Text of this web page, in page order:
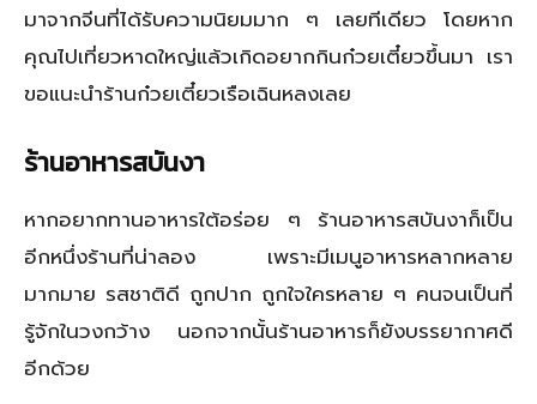
มาจากจีนที่ได้รับความนิยมมาก ๆ เลยทีเดียว โดยหาก
คุณไปเที่ยวหาดใหญ่แล้วเกิดอยากกินก๋วยเตี๋ยวขึ้นมา เรา
ขอแนะนำร้านก๋วยเตี๋ยวเรือเฉินหลงเลย
ร้านอาหารสบันงา
หากอยากทานอาหารใต้อร่อย ๆ ร้านอาหารสบันงาก็เป็น
อีกหนึ่งร้านที่น่าลอง เพราะมีเมนูอาหารหลากหลาย
มากมาย รสชาติดี ถูกปาก ถูกใจใครหลาย ๆ คนจนเป็นที่
รู้จักในวงกว้าง นอกจากนั้นร้านอาหารก็ยังบรรยากาศดี
อีกด้วย